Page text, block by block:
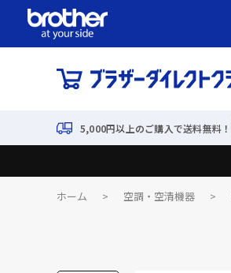
5,000円以上のご購入で送料無料！
ホーム > 空調・空清機器 >